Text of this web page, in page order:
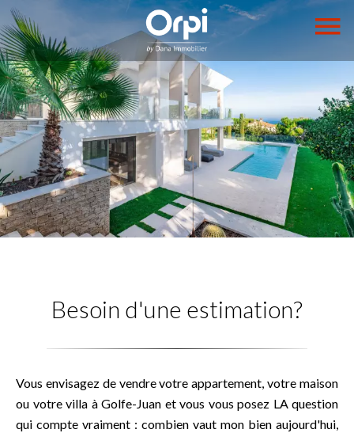
Besoin d'une estimation?
Vous envisagez de vendre votre appartement, votre maison
ou votre villa à Golfe-Juan et vous vous posez LA question
qui compte vraiment : combien vaut mon bien aujourd'hui,